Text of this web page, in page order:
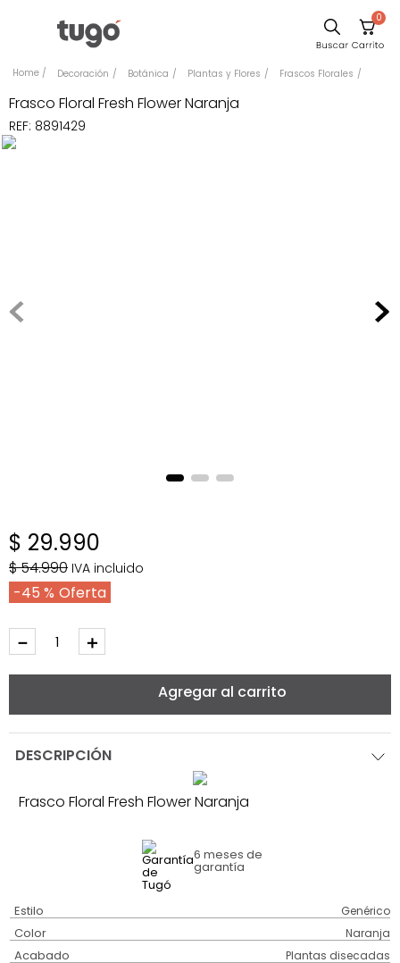
0
Decoración Botánica Plantas y Flores Frascos Florales
Frasco Floral Fresh Flower Naranja
REF: 8891429
$ 29.990
$54.990 IVA incluido
45 %
＋
－
Agregar al carrito
DESCRIPCIÓN
Frasco Floral Fresh Flower Naranja
6 meses de
garantía
Estilo Genérico
Color Naranja
Acabado Plantas disecadas
Escritorio
Sillas